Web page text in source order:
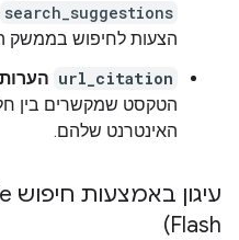
search_suggestions
הצעות לחיפוש
url_citation הערות
הטקסט שמקשרים בין
האינטרנט שלהם.
עיגון באמצעות חיפוש Google לתמונות (3
Flash)